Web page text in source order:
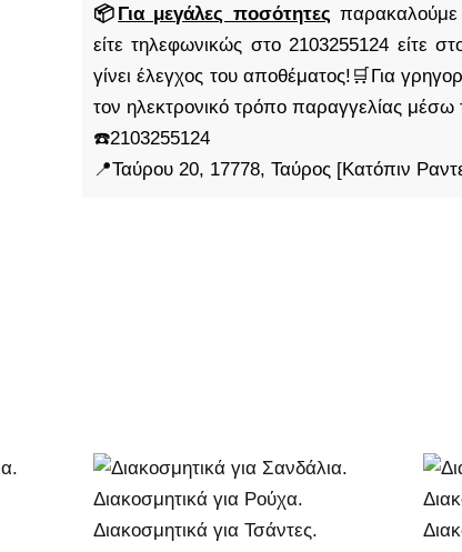
📦 Για μεγάλες ποσότητες
είτε τηλεφωνικώς στο 2103255124 είτε
γίνει έλεγχος του αποθέματος!🛒Για
τον ηλεκτρονικό τρόπο παραγγελίας μέσω
☎️2103255124
📍Ταύρου 20, 17778, Ταύρος [Κατόπιν